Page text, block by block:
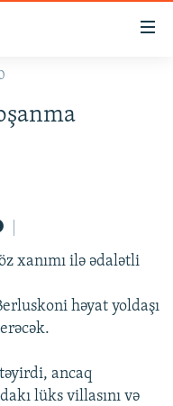
xanımı ilə ədalətli
həyat yoldaşı
ancaq
lüks villasını və